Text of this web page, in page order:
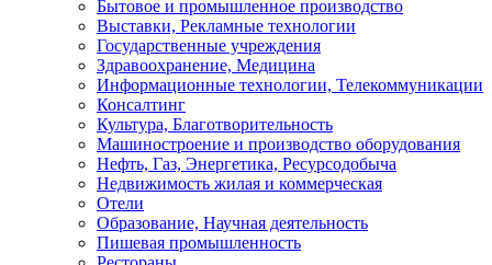
Бытовое и промышленное производство
Выставки, Рекламные технологии
Государственные учреждения
Здравоохранение, Медицина
Информационные технологии, Телекоммуникации
Консалтинг
Культура, Благотворительность
Машиностроение и производство оборудования
Нефть, Газ, Энергетика, Ресурсодобыча
Недвижимость жилая и коммерческая
Отели
Образование, Научная деятельность
Пишевая промышленность